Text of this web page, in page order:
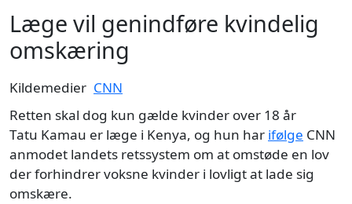
Læge vil genindføre kvindelig
omskæring
Kildemedier CNN
Retten skal dog kun gælde kvinder over 18 år
Tatu Kamau er læge i Kenya, og hun har ifølge CNN
anmodet landets retssystem om at omstøde en lov
der forhindrer voksne kvinder i lovligt at lade sig
omskære.